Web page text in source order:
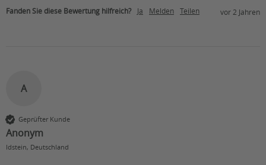
Fanden Sie diese Bewertung hilfreich? Ja Melden Teilen vor 2 Jahren
A
Geprüfter Kunde
Anonym
Idstein, Deutschland